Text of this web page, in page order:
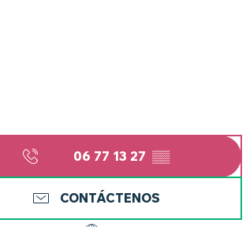
06 77 13 27 ▒▒
CONTÁCTENOS